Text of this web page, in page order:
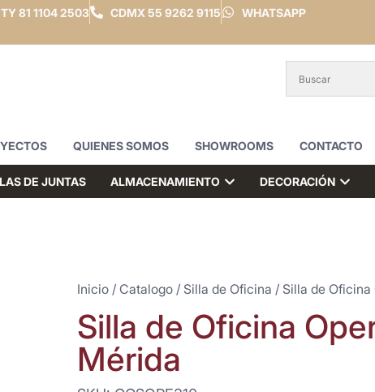
81 1104 2503 CDMX 55 9262 9115 WHATSAPP
QUIENES SOMOS SHOWROOMS CONTACTO
DE JUNTAS ALMACENAMIENTO DECORACIÓN
Inicio / Catalogo / Silla de Oficina / Silla de
Silla de Oficina
Mérida